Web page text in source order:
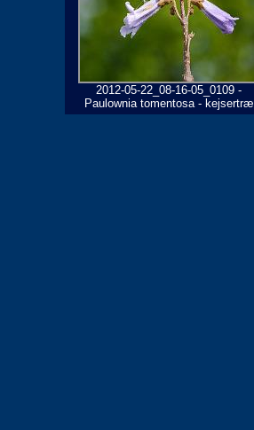
2012-05-22_08-16-05_0109 -
Paulownia tomentosa - kejsertræ